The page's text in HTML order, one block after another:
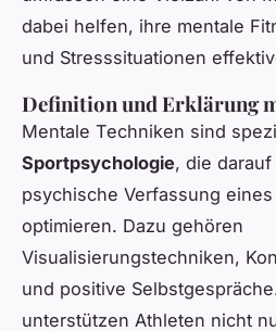
dabei helfen, ihre mentale
und Stresssituationen
Definition und Erklärung
Mentale Techniken sind
Sportpsychologie, die
psychische Verfassung
optimieren. Dazu gehören
Visualisierungstechniken,
und positive
unterstützen Athleten nicht